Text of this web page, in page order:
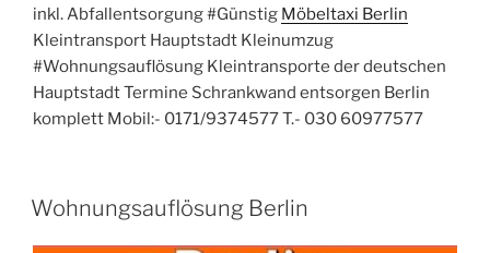
inkl. Abfallentsorgung #Günstig Möbeltaxi Berlin
Kleintransport Hauptstadt Kleinumzug
#Wohnungsauflösung Kleintransporte der deutschen
Hauptstadt Termine Schrankwand entsorgen Berlin
komplett Mobil:- 0171/9374577 T.- 030 60977577
VERÖFFENTLICHT
AM
Wohnungsauflösung Berlin